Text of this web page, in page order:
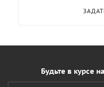
Будьте в курсе